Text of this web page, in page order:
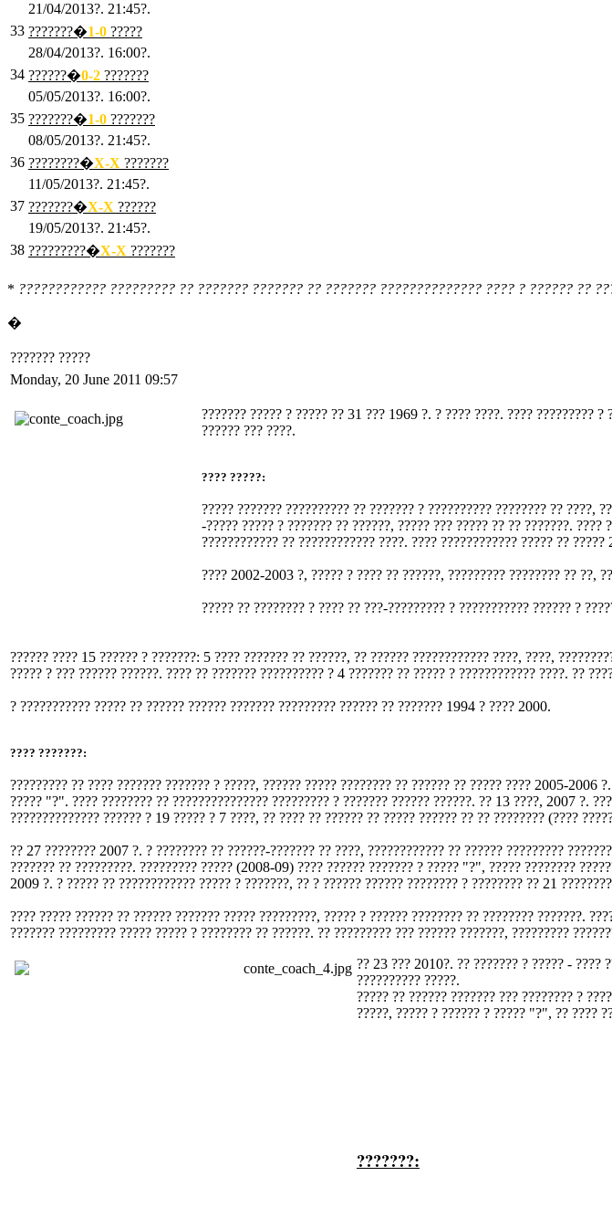
21/04/2013?. 21:45?.
33 ???????�1-0 ?????
28/04/2013?. 16:00?.
34 ??????�0-2 ???????
05/05/2013?. 16:00?.
35 ???????�1-0 ???????
08/05/2013?. 21:45?.
36 ????????�X-X ???????
11/05/2013?. 21:45?.
37 ???????�X-X ??????
19/05/2013?. 21:45?.
38 ?????????�X-X ???????
* ???????????? ????????? ?? ??????? ??????? ?? ??????? ?????????????? ???? ? ?????? ??
�
??????? ?????
Monday, 20 June 2011 09:57
??????? ????? ? ????? ?? 31 ??? 1969 ?. ? ???? ????. ???? ?????????
?????? ??? ????.
???? ?????:
????? ??????? ?????????? ?? ??????? ? ?????????? ???????? ??
-????? ????? ? ??????? ?? ??????, ????? ??? ????? ?? ?? ???????.
???????????? ?? ???????????? ????. ???? ???????????? ????? ??
???? 2002-2003 ?, ????? ? ???? ?? ??????, ????????? ???????? ?? ??,
????? ?? ???????? ? ???? ?? ???-????????? ? ??????????? ?????? ?
?????? ???? 15 ?????? ? ???????: 5 ???? ??????? ?? ??????, ?? ?????? ???????????? ????, ????,
????? ? ??? ?????? ??????. ???? ?? ??????? ?????????? ? 4 ??????? ?? ????? ? ???????????? ????. ??
? ??????????? ????? ?? ?????? ?????? ??????? ????????? ?????? ?? ??????? 1994 ? ???? 2000.
???? ???????:
????????? ?? ???? ??????? ??????? ? ?????, ?????? ????? ???????? ?? ?????? ?? ????? ???? 2005-
????? "?". ???? ???????? ?? ??????????????? ????????? ? ??????? ?????? ??????. ?? 13 ????, 2007 ?.
?????????????? ?????? ? 19 ????? ? 7 ????, ?? ???? ?? ?????? ?? ????? ?????? ?? ?? ???????? (????
?? 27 ???????? 2007 ?. ? ???????? ?? ??????-??????? ?? ????, ???????????? ?? ?????? ?????????
??????? ?? ?????????. ????????? ????? (2008-09) ???? ?????? ??????? ? ????? "?", ????? ????????
2009 ?. ? ????? ?? ???????????? ????? ? ???????, ?? ? ?????? ?????? ???????? ? ???????? ?? 21
???? ????? ?????? ?? ?????? ??????? ????? ?????????, ????? ? ?????? ???????? ?? ???????? ???????.
??????? ????????? ????? ????? ? ???????? ?? ??????. ?? ????????? ??? ?????? ???????, ?????????
?? 23 ??? 2010?. ?? ??????? ? ????? - ????
?????????? ?????.
????? ?? ?????? ??????? ??? ???????? ?
?????, ????? ? ?????? ? ????? "?", ?? ????
???????: